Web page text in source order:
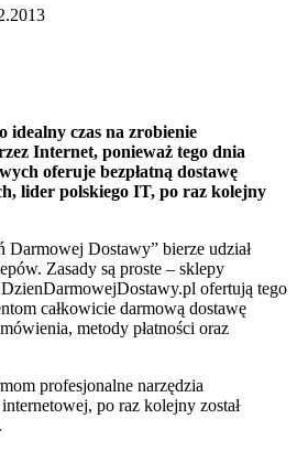
idealny czas na zrobienie
Internet, ponieważ tego dnia
oferuje bezpłatną dostawę
lider polskiego IT, po raz kolejny
Dostawy” bierze udział
Zasady są proste – sklepy
ofertują tego
całkowicie darmową dostawę
metody płatności oraz
profesjonalne narzędzia
po raz kolejny został